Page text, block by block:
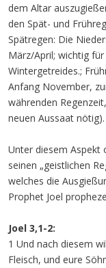
dem Altar
den Spät- und
Spätregen: Die
März/April; wichtig
Wintergetreides.;
Anfang November,
währenden
neuen Aussaat nötig).
Unter diesem Aspekt
seinen „geistlichen
welches die
Prophet Joel
Joel 3,1-2:
1 Und nach diesem
Fleisch, und eure